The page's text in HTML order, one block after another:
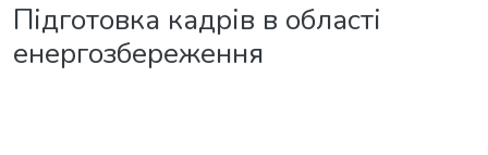
Підготовка кадрів в області
енергозбереження